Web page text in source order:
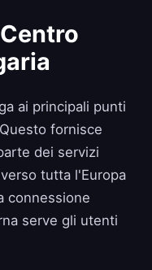
ai principali punti
fornisce
dei servizi
tutta l'Europa
connessione
serve gli utenti